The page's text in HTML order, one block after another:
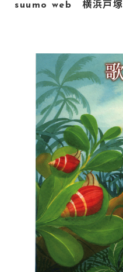
suumo web 横浜戸塚